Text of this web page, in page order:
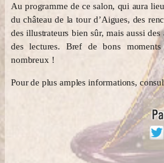
Au programme de ce salon, qui aura
du château de la tour d’Aigues, des
des illustrateurs bien sûr, mais aussi
des lectures. Bref de bons
nombreux !
Pour de plus amples informations,